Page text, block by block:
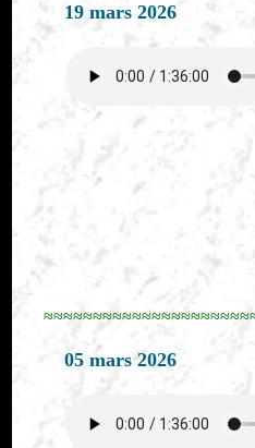
19 mars 2026
05 mars 2026